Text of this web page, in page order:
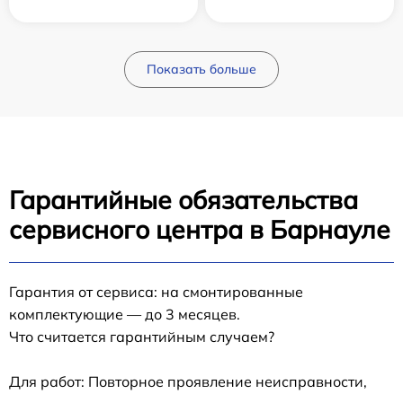
Показать больше
Гарантийные обязательства
сервисного центра в Барнауле
Гарантия от сервиса: на смонтированные
комплектующие — до 3 месяцев.
Что считается гарантийным случаем?
Для работ: Повторное проявление неисправности,